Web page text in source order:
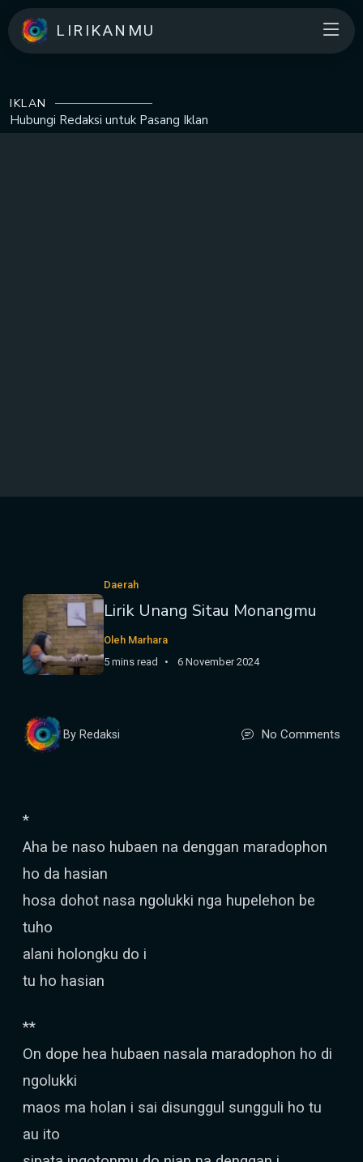
LIRIKANMU
IKLAN
Hubungi Redaksi untuk Pasang Iklan
Daerah
Lirik Unang Sitau Monangmu
Oleh Marhara
5 mins read
6 November 2024
By Redaksi No Comments
*
Aha be naso hubaen na denggan maradophon
ho da hasian
hosa dohot nasa ngolukki nga hupelehon be
tuho
alani holongku do i
tu ho hasian
**
On dope hea hubaen nasala maradophon ho di
ngolukki
maos ma holan i sai disunggul sungguli ho tu
au ito